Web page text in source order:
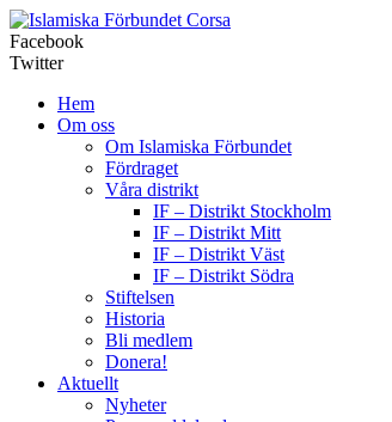
Corsa
Facebook
Twitter
Hem
Om oss
Om Islamiska Förbundet
Fördraget
Våra distrikt
IF – Distrikt Stockholm
IF – Distrikt Mitt
IF – Distrikt Väst
IF – Distrikt Södra
Stiftelsen
Historia
Bli medlem
Donera!
Aktuellt
Nyheter